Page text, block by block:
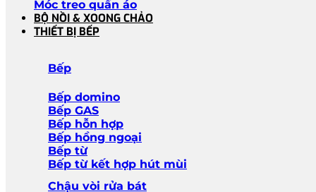
Móc treo quần áo
BỘ NỒI & XOONG CHẢO
THIẾT BỊ BẾP
Bếp
Bếp domino
Bếp GAS
Bếp hỗn hợp
Bếp hồng ngoại
Bếp từ
Bếp từ kết hợp hút mùi
Chậu vòi rửa bát